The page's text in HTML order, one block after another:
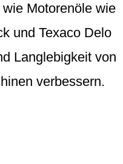
Motorenöle wie
und Texaco Delo
Langlebigkeit von
verbessern.